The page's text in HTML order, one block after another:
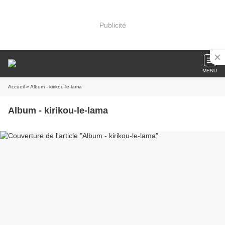
Publicité
MENU
Accueil » Album - kirikou-le-lama
Album - kirikou-le-lama